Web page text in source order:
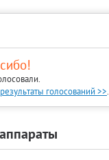
голосований >>.